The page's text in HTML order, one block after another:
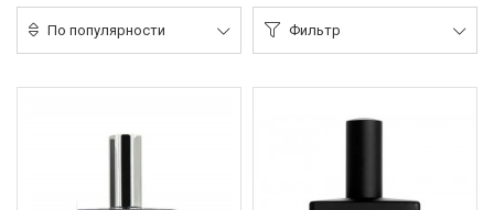
По популярности Фильтр